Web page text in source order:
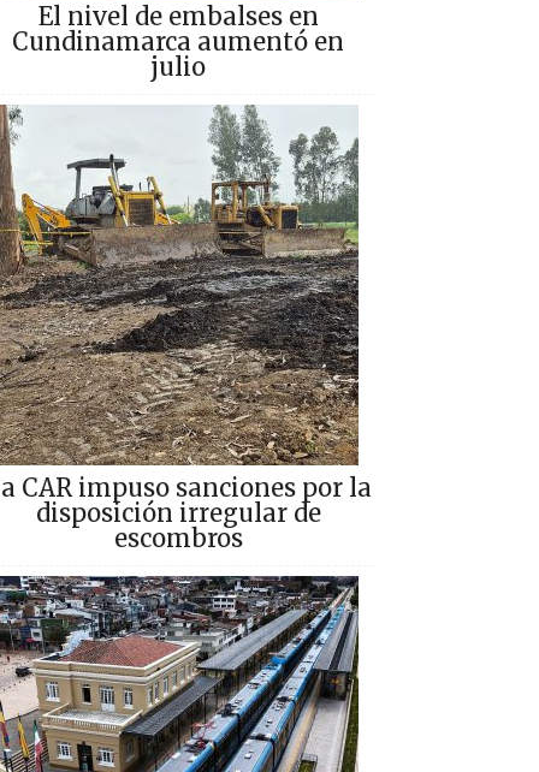
El nivel de embalses en
Cundinamarca aumentó en
julio
CAR impuso sanciones por la
disposición irregular de
escombros